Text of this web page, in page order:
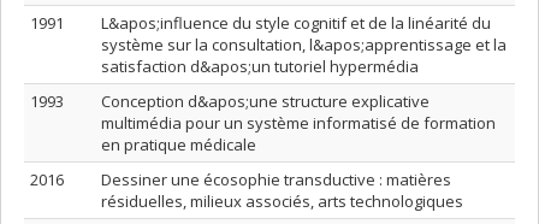
1991
L&apos;influence du style cognitif et de la linéarité du
système sur la consultation, l&apos;apprentissage et la
satisfaction d&apos;un tutoriel hypermédia
1993
Conception d&apos;une structure explicative
multimédia pour un système informatisé de formation
en pratique médicale
2016
Dessiner une écosophie transductive : matières
résiduelles, milieux associés, arts technologiques